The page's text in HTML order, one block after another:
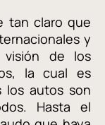
tan claro que
y
de los
la cual es
los autos son
Hasta el